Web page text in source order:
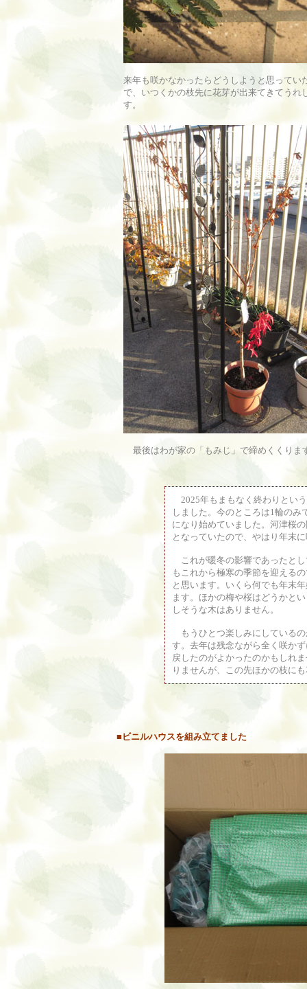
来年も咲かなかったらどうしようと思ってい
で、いつくかの枝先に花芽が出来てきてうれ
す。
最後はわが家の「もみじ」で締めくくりま
2025年もまもなく終わりとい
しました。今のところは1輪の
になり始めていました。河津桜
となっていたので、やはり年末
これが暖冬の影響であったと
もこれから極寒の季節を迎える
と思います。いくら何でも年末
ます。ほかの梅や桜はどうかと
しそうな木はありません。
もうひとつ楽しみにしている
す。去年は残念ながら全く咲か
戻したのがよかったのかもしれ
りませんが、この先ほかの枝に
■ビニルハウスを組み立てました